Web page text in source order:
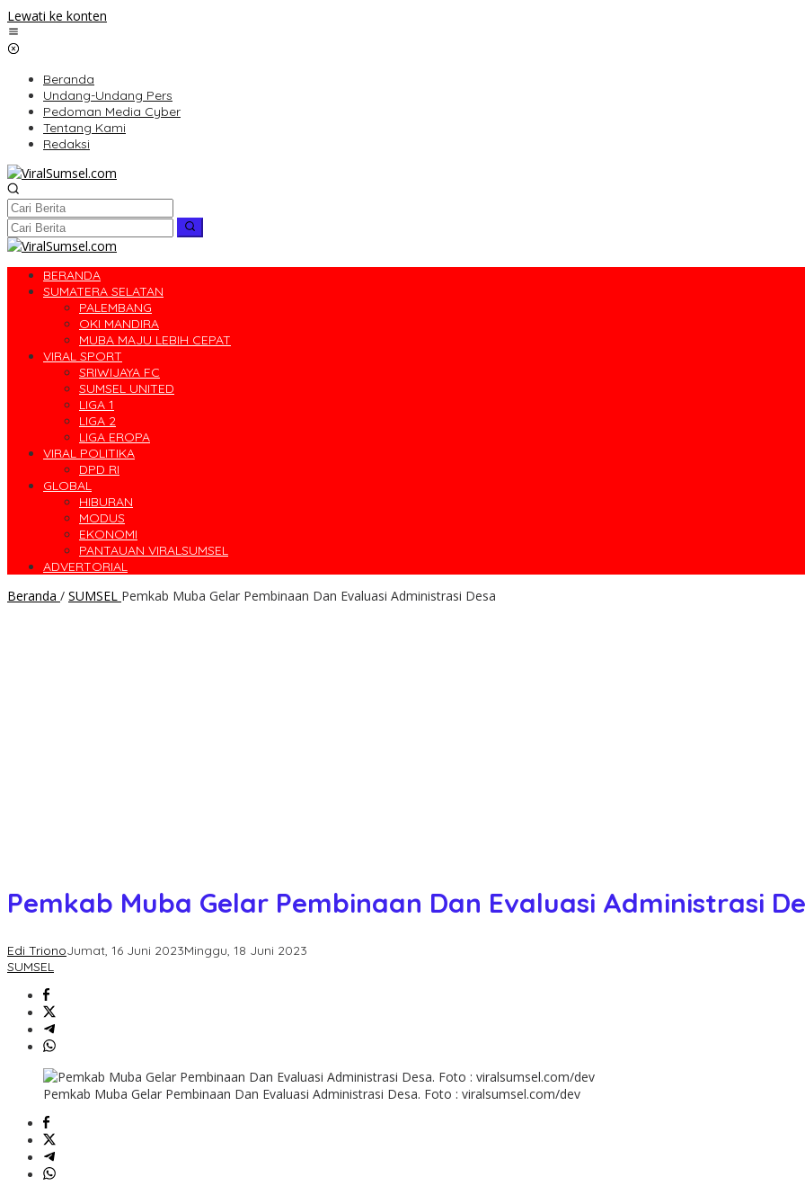
Lewati ke konten
Beranda
Undang-Undang Pers
Pedoman Media Cyber
Tentang Kami
Redaksi
BERANDA
SUMATERA SELATAN
PALEMBANG
OKI MANDIRA
MUBA MAJU LEBIH CEPAT
VIRAL SPORT
SRIWIJAYA FC
SUMSEL UNITED
LIGA 1
LIGA 2
LIGA EROPA
VIRAL POLITIKA
DPD RI
GLOBAL
HIBURAN
MODUS
EKONOMI
PANTAUAN VIRALSUMSEL
ADVERTORIAL
Beranda / SUMSEL Pemkab Muba Gelar Pembinaan Dan Evaluasi Administrasi Desa
Pemkab Muba Gelar Pembinaan Dan Evaluasi Administrasi
Edi TrionoJumat, 16 Juni 2023Minggu, 18 Juni 2023
SUMSEL
Pemkab Muba Gelar Pembinaan Dan Evaluasi Administrasi Desa. Foto : viralsumsel.com/dev